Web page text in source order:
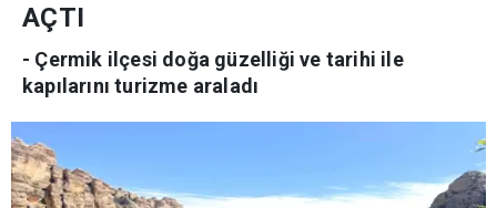
AÇTI
- Çermik ilçesi doğa güzelliği ve tarihi ile
kapılarını turizme araladı